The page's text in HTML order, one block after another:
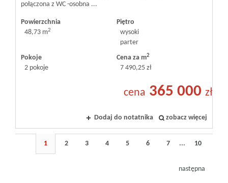
połączona z WC -osobna ...
Powierzchnia
48,73 m2
Piętro
wysoki
parter
Pokoje
2 pokoje
Cena za m2
7 490,25 zł
cena 365 000 zł
Dodaj do notatnika zobacz więcej
1 2 3 4 5 6 7 ... 10
następna